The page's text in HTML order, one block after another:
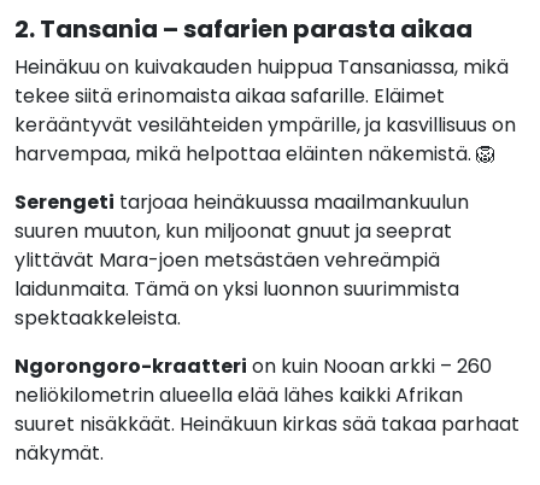
2. Tansania – safarien parasta aikaa
Heinäkuu on kuivakauden huippua Tansaniassa, mikä
tekee siitä erinomaista aikaa safarille. Eläimet
kerääntyvät vesilähteiden ympärille, ja kasvillisuus on
harvempaa, mikä helpottaa eläinten näkemistä. 🦁
Serengeti tarjoaa heinäkuussa maailmankuulun
suuren muuton, kun miljoonat gnuut ja seeprat
ylittävät Mara-joen metsästäen vehreämpiä
laidunmaita. Tämä on yksi luonnon suurimmista
spektaakkeleista.
Ngorongoro-kraatteri on kuin Nooan arkki – 260
neliökilometrin alueella elää lähes kaikki Afrikan
suuret nisäkkäät. Heinäkuun kirkas sää takaa parhaat
näkymät.